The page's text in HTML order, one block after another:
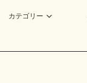
カテゴリー